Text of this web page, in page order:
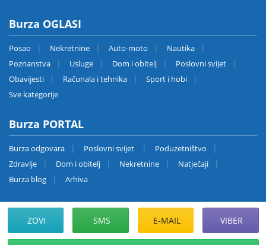
ZOVI SMS E-MAIL VIBER
Burza OGLASI
Posao Nekretnine Auto-moto
Nautika
Poznanstva
Usluge Dom i obitelj
Poslovni svijet
Obavijesti
Računala i tehnika
Sport i hobi
Sve kategorije
Burza PORTAL
Burza odgovara Poslovni svijet
Poduzetništvo
Zdravlje
Dom i obitelj Nekretnine
Natječaji
Burza blog
Arhiva
Copyright © Ri-Telefax d.o.o., 2015.-2026. Sva prava pridržana